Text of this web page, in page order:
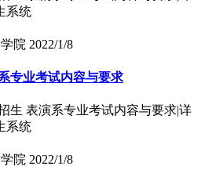
系统
院 2022/1/8
专业考试内容与要求
生 表演系专业考试内容与要求|详
系统
院 2022/1/8